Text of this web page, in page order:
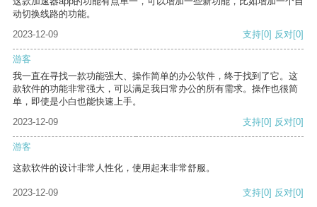
动切换线路的功能。
2023-12-09
支持[0] 反对[0]
游客
我一直在寻找一款功能强大、操作简单的办公软件，终于找到了它。这
款软件的功能非常强大，可以满足我日常办公的所有需求。操作也很简
单，即使是小白也能快速上手。
2023-12-09
支持[0] 反对[0]
游客
这款软件的设计非常人性化，使用起来非常舒服。
2023-12-09 支持[0] 反对[0]